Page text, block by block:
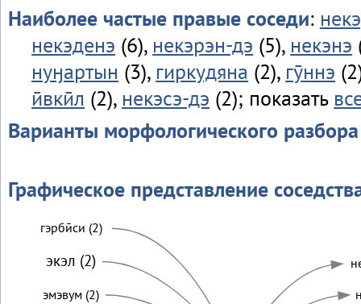
Наиболее частые правые соседи:
некэденэ (6), некэрэн-дэ (5), некэнэ
нуӈартын (3), гиркудяна (2), гӯннэ
ӣвкӣл (2), некэсэ-дэ (2); показать
Варианты морфологического разбора
Графическое представление
гэрбӣси (2)
экэл (2)
эмэвум (2)